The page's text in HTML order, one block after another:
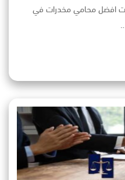
افضل محامي مخدرات في